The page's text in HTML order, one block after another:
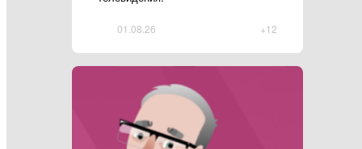
+12
01.08.26